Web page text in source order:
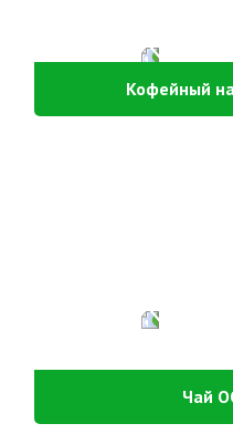
Кофейный
Чай